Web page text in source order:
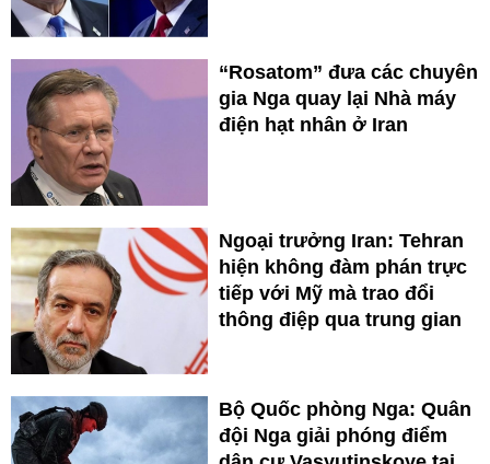
“Rosatom” đưa các chuyên
gia Nga quay lại Nhà máy
điện hạt nhân ở Iran
Ngoại trưởng Iran: Tehran
hiện không đàm phán trực
tiếp với Mỹ mà trao đổi
thông điệp qua trung gian
Bộ Quốc phòng Nga: Quân
đội Nga giải phóng điểm